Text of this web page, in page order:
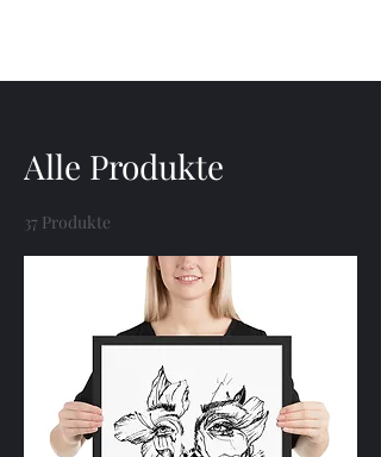
Alle Produkte
37 Produkte